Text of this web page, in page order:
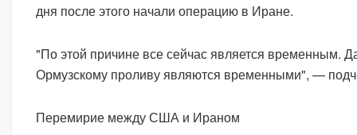
дня после этого начали операцию в Иране.
"По этой причине все сейчас является временным.
Ормузскому проливу являются временными", —
Перемирие между США и Ираном